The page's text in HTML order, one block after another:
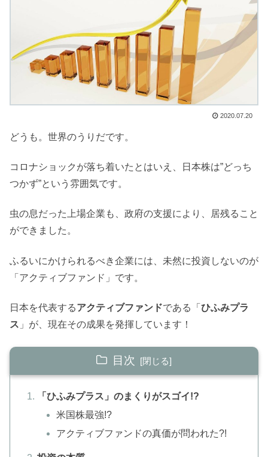
2020.07.20
どうも。世界のうりだです。
コロナショックが落ち着いたとはいえ、日本株は”どっち
つかず”という雰囲気です。
虫の息だった上場企業も、政府の支援により、居残ること
ができました。
ふるいにかけられるべき企業には、未然に投資しないのが
「アクティブファンド」です。
日本を代表するアクティブファンドである「 ひふみプラ
ス 」が、現在その成果を発揮しています！
目次
「ひふみプラス」のまくりがスゴイ!?
米国株最強!?
アクティブファンドの真価が問われた?!